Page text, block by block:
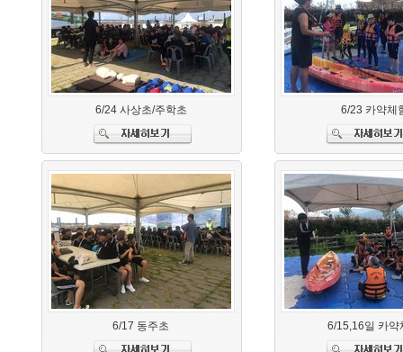
6/24 사상초/주학초 6/23 카약체
6/17 동주초 6/15,16일 카약